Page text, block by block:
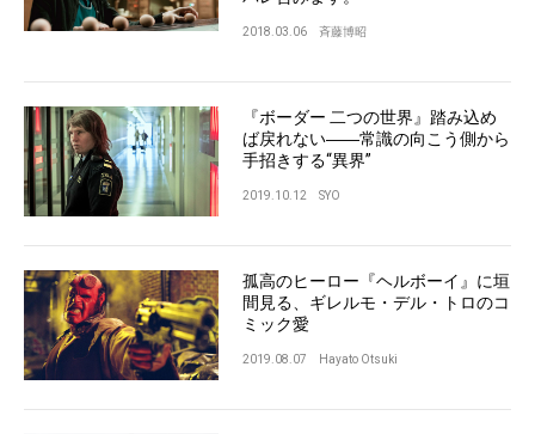
2018.03.06 斉藤博昭
『ボーダー 二つの世界』踏み込め
ば戻れない――常識の向こう側から
手招きする“異界”
2019.10.12 SYO
孤高のヒーロー『ヘルボーイ』に垣
間見る、ギレルモ・デル・トロのコ
ミック愛
2019.08.07 Hayato Otsuki